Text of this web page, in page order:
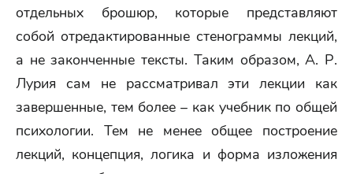
отдельных брошюр, которые представляют
собой отредактированные стенограммы лекций,
а не законченные тексты. Таким образом, А. Р.
Лурия сам не рассматривал эти лекции как
завершенные, тем более – как учебник по общей
психологии. Тем не менее общее построение
лекций, концепция, логика и форма изложения